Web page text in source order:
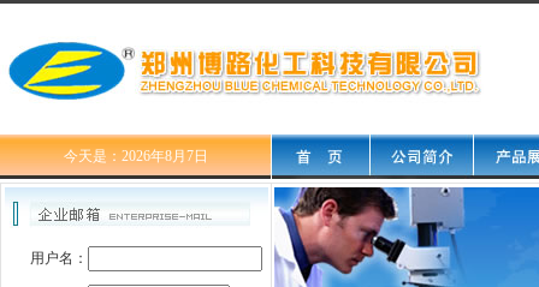
今天是：2026年8月7日
用户名：